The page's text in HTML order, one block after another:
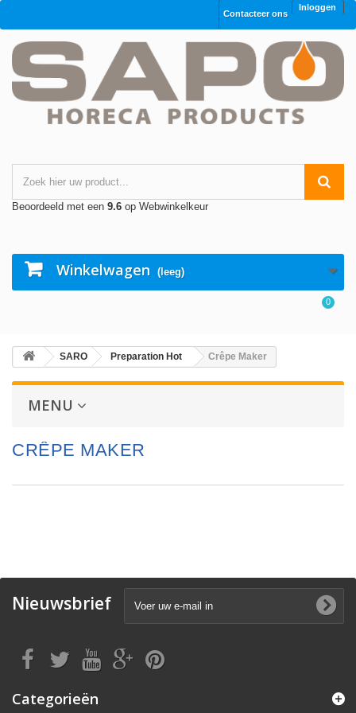
Inloggen
Contacteer ons
Beoordeeld met een 9.6 op Webwinkelkeur
Winkelwagen (leeg)
0
SARO Preparation Hot Crêpe Maker
MENU
CRÊPE MAKER
Nieuwsbrief
Categorieën